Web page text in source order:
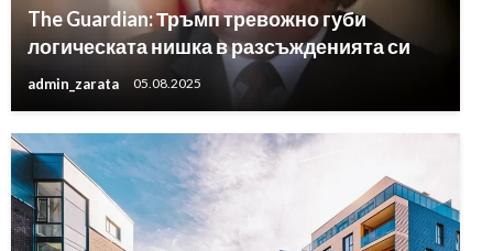
The Guardian: Тръмп тревожно губи
логическата нишка в разсъжденията си
admin_zarata 05.08.2025